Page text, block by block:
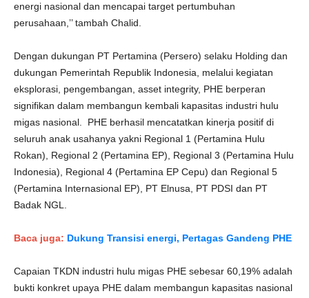
energi nasional dan mencapai target pertumbuhan
perusahaan,’’ tambah Chalid.
Dengan dukungan PT Pertamina (Persero) selaku Holding dan
dukungan Pemerintah Republik Indonesia, melalui kegiatan
eksplorasi, pengembangan, asset integrity, PHE berperan
signifikan dalam membangun kembali kapasitas industri hulu
migas nasional. PHE berhasil mencatatkan kinerja positif di
seluruh anak usahanya yakni Regional 1 (Pertamina Hulu
Rokan), Regional 2 (Pertamina EP), Regional 3 (Pertamina Hulu
Indonesia), Regional 4 (Pertamina EP Cepu) dan Regional 5
(Pertamina Internasional EP), PT Elnusa, PT PDSI dan PT
Badak NGL.
Baca juga: Dukung Transisi energi, Pertagas Gandeng PHE
Capaian TKDN industri hulu migas PHE sebesar 60,19% adalah
bukti konkret upaya PHE dalam membangun kapasitas nasional